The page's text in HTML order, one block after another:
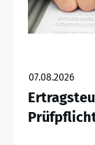
07.08.2026